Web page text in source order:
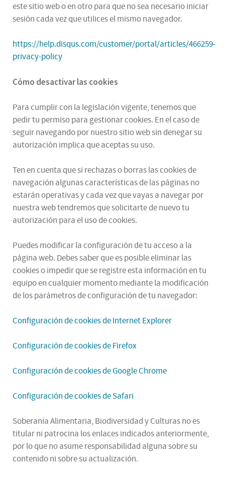
este sitio web o en otro para que no sea necesario iniciar
sesión cada vez que utilices el mismo navegador.
https://help.disqus.com/customer/portal/articles/466259-
privacy-policy
Cómo desactivar las cookies
Para cumplir con la legislación vigente, tenemos que
pedir tu permiso para gestionar cookies. En el caso de
seguir navegando por nuestro sitio web sin denegar su
autorización implica que aceptas su uso.
Ten en cuenta que si rechazas o borras las cookies de
navegación algunas características de las páginas no
estarán operativas y cada vez que vayas a navegar por
nuestra web tendremos que solicitarte de nuevo tu
autorización para el uso de cookies.
Puedes modificar la configuración de tu acceso a la
página web. Debes saber que es posible eliminar las
cookies o impedir que se registre esta información en tu
equipo en cualquier momento mediante la modificación
de los parámetros de configuración de tu navegador:
Configuración de cookies de Internet Explorer
Configuración de cookies de Firefox
Configuración de cookies de Google Chrome
Configuración de cookies de Safari
Soberanía Alimentaria, Biodiversidad y Culturas no es
titular ni patrocina los enlaces indicados anteriormente,
por lo que no asume responsabilidad alguna sobre su
contenido ni sobre su actualización.